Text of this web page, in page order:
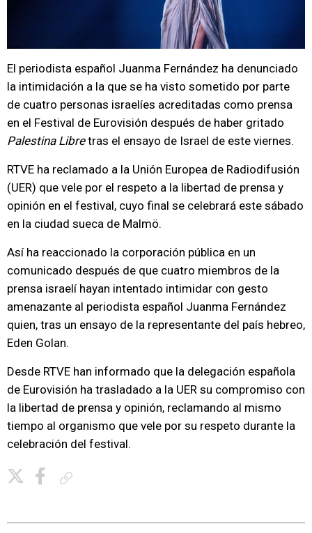
El periodista español Juanma Fernández ha denunciado
la intimidación a la que se ha visto sometido por parte
de cuatro personas israelíes acreditadas como prensa
en el Festival de Eurovisión después de haber gritado
Palestina Libretras el ensayo de Israel de este viernes.
RTVE ha reclamado a la Unión Europea de Radiodifusión
(UER) que vele por el respeto a la libertad de prensa y
opinión en el festival, cuyo final se celebrará este sábado
en la ciudad sueca de Malmö.
Así ha reaccionado la corporación pública en un
comunicado después de que cuatro miembros de la
prensa israelí hayan intentado intimidar con gesto
amenazante al periodista español Juanma Fernández
quien, tras un ensayo de la representante del país hebreo,
Eden Golan.
Desde RTVE han informado que la delegación española
de Eurovisión ha trasladado a la UER su compromiso con
la libertad de prensa y opinión, reclamando al mismo
tiempo al organismo que vele por su respeto durante la
celebración del festival.